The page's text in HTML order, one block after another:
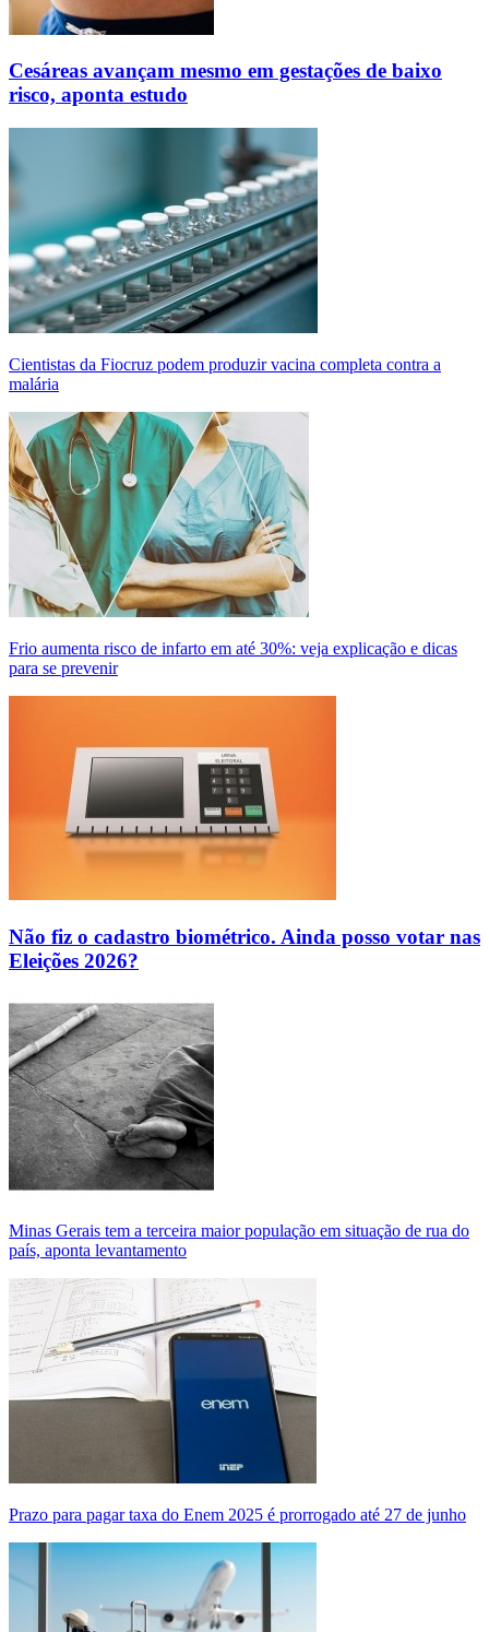
Cesáreas avançam mesmo em gestações de baixo
risco, aponta estudo
Cientistas da Fiocruz podem produzir vacina completa contra a
malária
Frio aumenta risco de infarto em até 30%: veja explicação e dicas
para se prevenir
Não fiz o cadastro biométrico. Ainda posso votar nas
Eleições 2026?
Minas Gerais tem a terceira maior população em situação de rua do
país, aponta levantamento
Prazo para pagar taxa do Enem 2025 é prorrogado até 27 de junho